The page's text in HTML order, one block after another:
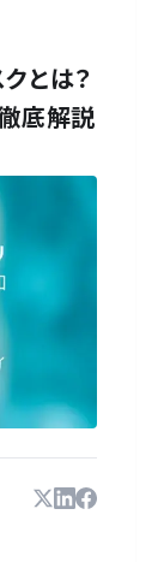
とは？
底解説